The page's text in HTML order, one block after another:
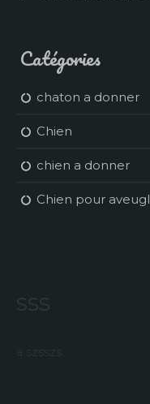
Catégories
chaton a donner
Chien
chien a donner
Chien pour
sss
a szsszs